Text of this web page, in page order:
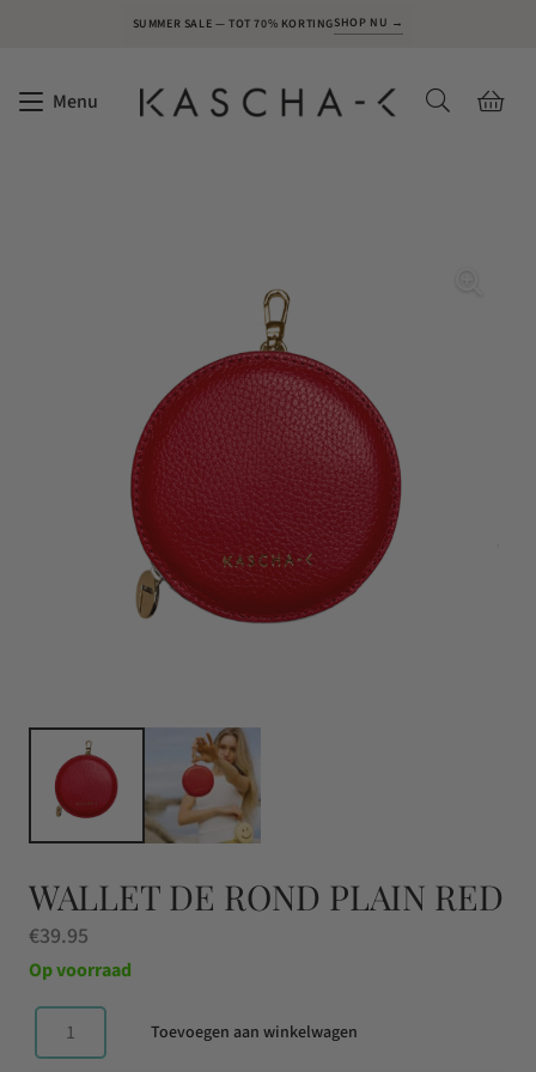
SUMMER SALE — TOT 70% KORTINGSHOP NU →
Menu
WALLET DE ROND PLAIN RED
€39.95
Op voorraad
Wallet
Toevoegen aan winkelwagen